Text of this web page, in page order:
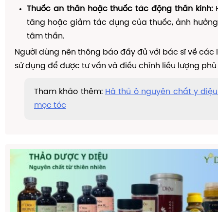
Thuốc an thần hoặc thuốc tác động thần kinh:
tăng hoặc giảm tác dụng của thuốc, ảnh
tâm thần.
Người dùng nên thông báo đầy đủ với bác sĩ về các
sử dụng để được tư vấn và điều chỉnh liều lượng phù
Tham khảo thêm: Hà thủ ô nguyên chất y
mọc tóc